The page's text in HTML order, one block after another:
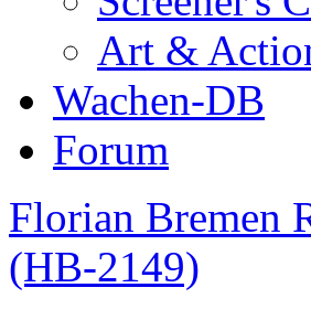
Art &
Wachen-DB
Forum
Florian Bremen
(HB-2149)